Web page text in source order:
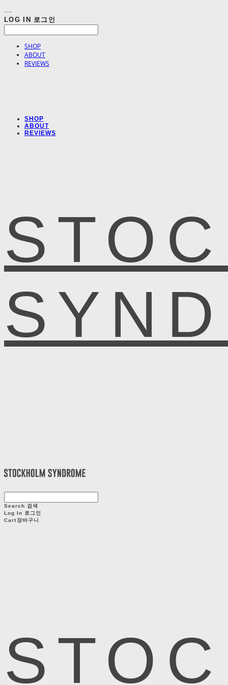
LOG IN 로그인
SHOP
ABOUT
REVIEWS
SHOP
ABOUT
REVIEWS
Search 검색
Log In 로그인
Cart장바구니